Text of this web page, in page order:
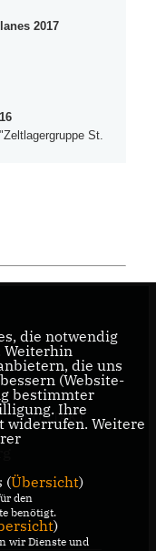
2017
St.
KONTAKT
die notwendig
Weiterhin
die uns
(Website-
bestimmter
Ihre
widerrufen. Weitere
(Übersicht)
den
benötigt.
)
wir Dienste und